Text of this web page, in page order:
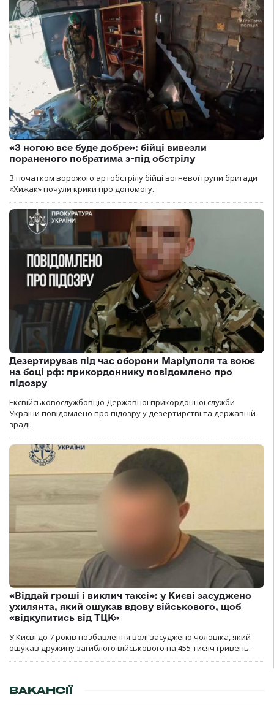
«З ногою все буде добре»: бійці вивезли
пораненого побратима з-під обстрілу
З початком ворожого артобстрілу бійці вогневої групи бригади
«Хижак» почули крики про допомогу.
Дезертирував під час оборони Маріуполя та воює
на боці рф: прикордоннику повідомлено про
підозру
Ексвійськовослужбовцю Державної прикордонної служби
України повідомлено про підозру у дезертирстві та державній
зраді.
«Віддай гроші і виклич таксі»: у Києві засуджено
ухилянта, який ошукав вдову військового, щоб
«відкупитись від ТЦК»
У Києві до 7 років позбавлення волі засуджено чоловіка, який
ошукав дружину загиблого військового на 455 тисяч гривень.
ВАКАНСІЇ